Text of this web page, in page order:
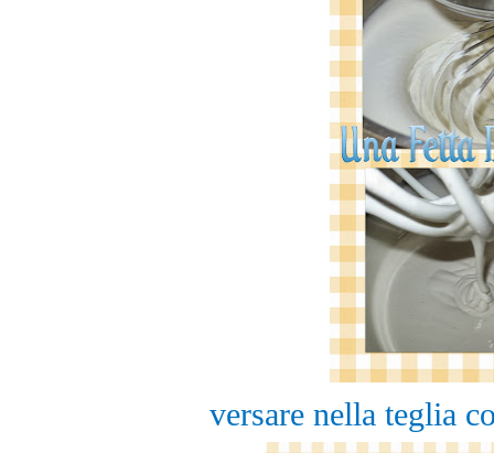
versare nella teglia